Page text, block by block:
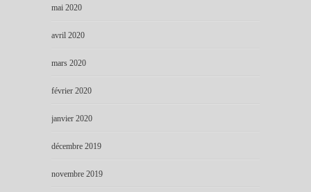
mai 2020
avril 2020
mars 2020
février 2020
janvier 2020
décembre 2019
novembre 2019